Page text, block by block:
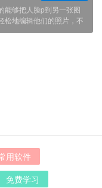
能够把人脸p到另一张图
松地编辑他们的照片，不
用程序都有大量的预设滤
用软件
免费学习